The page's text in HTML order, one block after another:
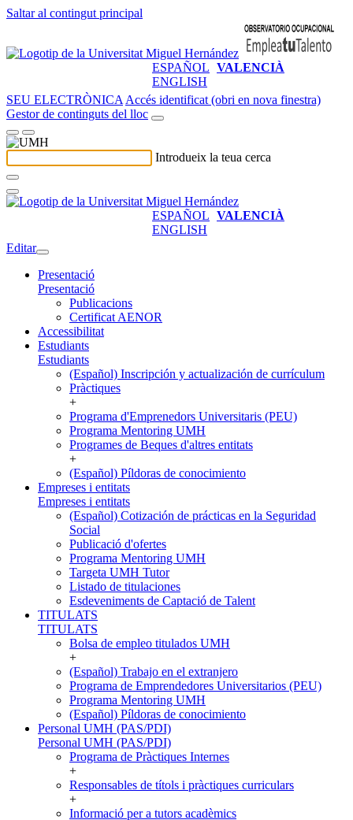
Saltar al contingut principal
ESPAÑOL VALENCIÀ
ENGLISH
SEU ELECTRÒNICA Accés identificat (obri en nova finestra)
Gestor de continguts del lloc
Introdueix la teua cerca
ESPAÑOL VALENCIÀ
ENGLISH
Editar
Presentació
Presentació
Publicacions
Certificat AENOR
Accessibilitat
Estudiants
Estudiants
(Español) Inscripción y actualización de currículum
Pràctiques
+
Programa d'Emprenedors Universitaris (PEU)
Programa Mentoring UMH
Programes de Beques d'altres entitats
+
(Español) Píldoras de conocimiento
Empreses i entitats
Empreses i entitats
(Español) Cotización de prácticas en la Seguridad
Social
Publicació d'ofertes
Programa Mentoring UMH
Targeta UMH Tutor
Listado de titulaciones
Esdeveniments de Captació de Talent
TITULATS
TITULATS
Bolsa de empleo titulados UMH
+
(Español) Trabajo en el extranjero
Programa de Emprendedores Universitarios (PEU)
Programa Mentoring UMH
(Español) Píldoras de conocimiento
Personal UMH (PAS/PDI)
Personal UMH (PAS/PDI)
Programa de Pràctiques Internes
+
Responsables de títols i pràctiques curriculars
+
Informació per a tutors acadèmics